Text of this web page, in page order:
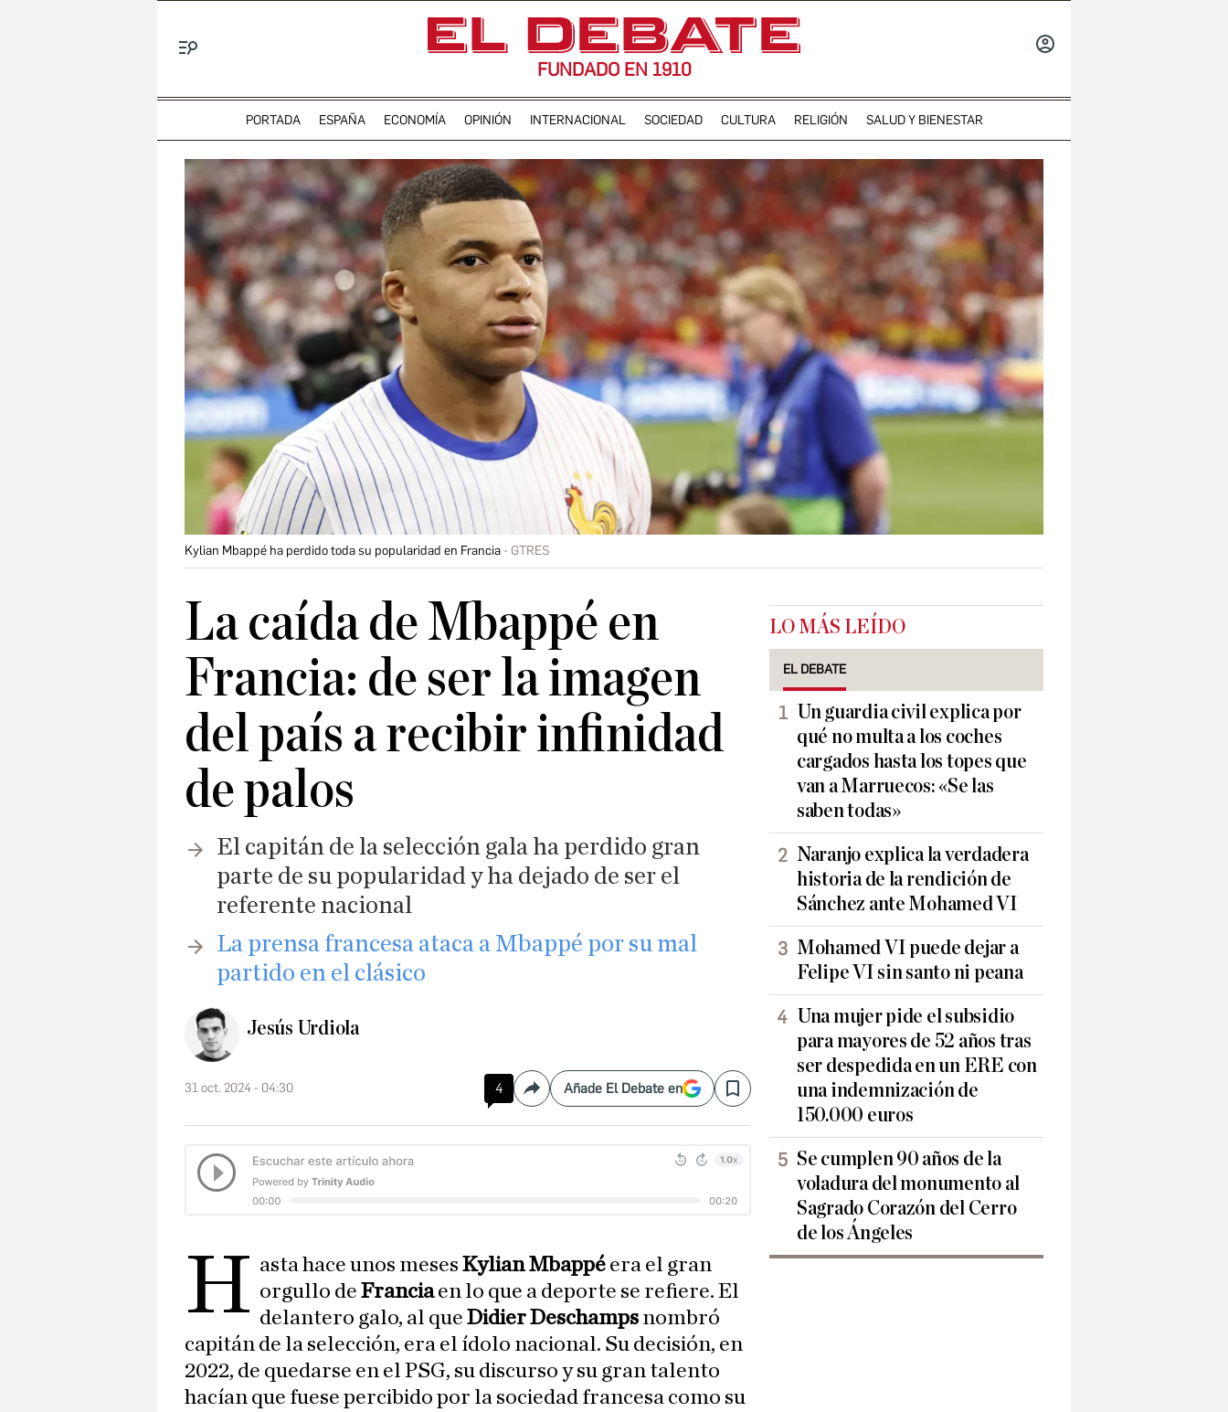
FUNDADO EN 1910
PORTADA ESPAÑA ECONOMÍA OPINIÓN INTERNACIONAL SOCIEDAD CULTURA RELIGIÓN SALUD Y BIENESTAR
Kylian Mbappé ha perdido toda su popularidad en Francia GTRES
La caída de Mbappé en
Francia: de ser la imagen
del país a recibir infinidad
de palos
El capitán de la selección gala ha perdido gran
parte de su popularidad y ha dejado de ser el
referente nacional
La prensa francesa ataca a Mbappé por su mal
partido en el clásico
Jesús Urdiola
31 oct. 2024 - 04:30 4 CompartirAñade El Debate en Save
H asta hace unos meses Kylian Mbappé era el gran
orgullo deFranciaen lo que a deporte se refiere. El
delantero galo, al queDidier Deschamps nombró
capitán de la selección, era el ídolo nacional. Su decisión, en
2022, de quedarse en el PSG, su discurso y su gran talento
hacían que fuese percibido por la sociedad francesa como su
LO MÁS LEÍDO
EL DEBATE
Un guardia civil explica por
qué no multa a los coches
cargados hasta los topes que
van a Marruecos: «Se las
saben todas»
Naranjo explica la verdadera
historia de la rendición de
Sánchez ante Mohamed VI
Mohamed VI puede dejar a
Felipe VI sin santo ni peana
Una mujer pide el subsidio
para mayores de 52 años tras
ser despedida en un ERE con
una indemnización de
150.000 euros
Se cumplen 90 años de la
voladura del monumento al
Sagrado Corazón del Cerro
de los Ángeles